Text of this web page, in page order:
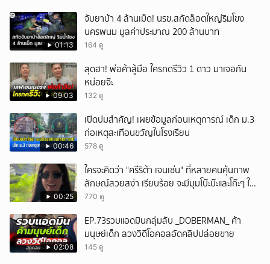
01:13
จับยาบ้า 4 ล้านเม็ด! นรข.สกัดล็อตใหญ่ริมโขง
นครพนม มูลค่าประมาณ 200 ล้านบาท
164 ดู
09:03
สุดฮา! พ่อค้าสู้มือ ใครกดรีวิว 1 ดาว มาเจอกัน
หน่อยจ๊ะ
132 ดู
00:46
เปิดปมสำคัญ! เผยข้อมูลก่อนเหตุการณ์ เด็ก ม.3
ก่อเหตุสะเทือนขวัญในโรงเรียน
578 ดู
00:25
ใครจะคิดว่า "ศรีริต้า เจนเซ่น" ที่หลายคนคุ้นภาพ
ลักษณ์สวยสง่า เรียบร้อย จะมีมุมโบ๊ะบ๊ะและโก๊ะๆ ให้
ได้อมยิ้มเหมือนกัน งานนี้ทำเอาแฟนๆ ทั้งเอ็นดูทั้ง
770 ดู
02:08
EP.73รวบแอดมินกลุ่มลับ _DOBERMAN_ ค้า
มนุษย์เด็ก ลวงวิดีโอคอลอัดคลิปปล่อยขาย
145 ดู